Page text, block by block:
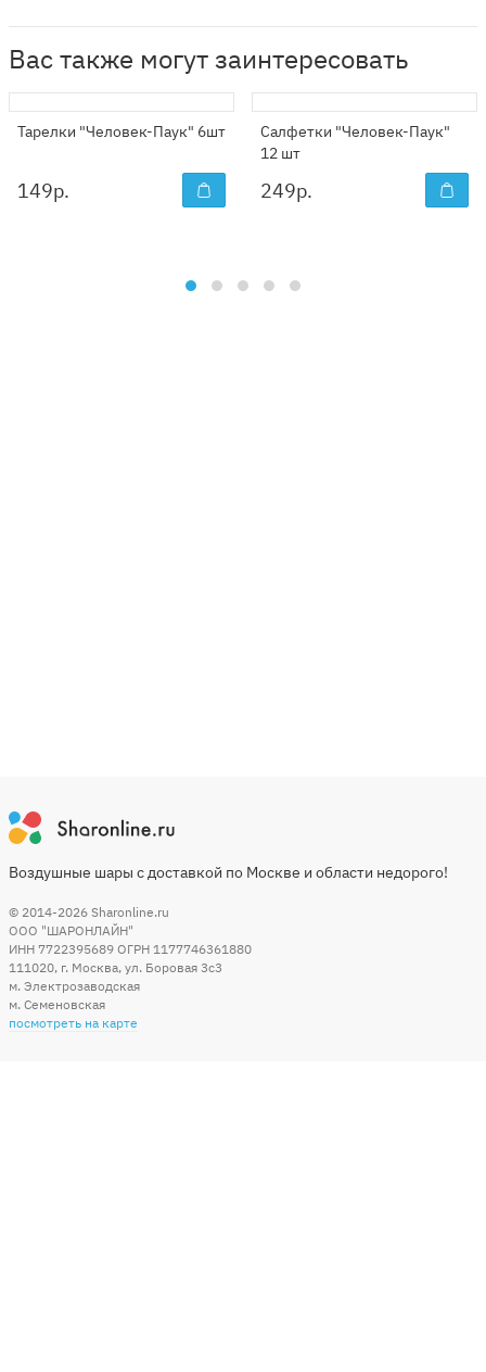
Вас также могут заинтересовать
Тарелки "Человек-Паук" 6шт
149р.
Салфетки "Человек-Паук"
12 шт
249р.
Воздушные шары с доставкой по Москве и области недорого!
© 2014-2026 Sharonline.ru
ООО "ШАРОНЛАЙН"
ИНН 7722395689 ОГРН 1177746361880
111020, г. Москва, ул. Боровая 3c3
м. Электрозаводская
м. Семеновская
посмотреть на карте